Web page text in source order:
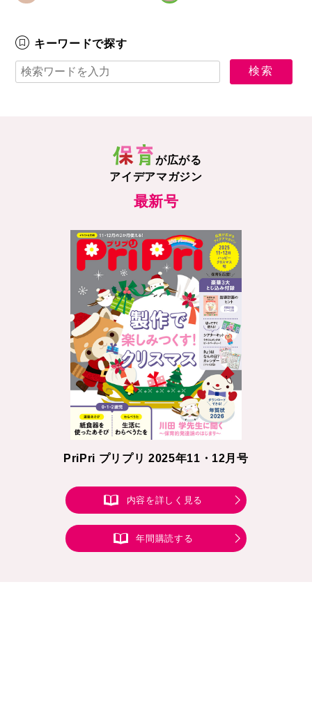
キーワードで探す
が広がる
アイデアマガジン
最新号
PriPri プリプリ 2025年11・12月号
内容を詳しく見る
年間購読する